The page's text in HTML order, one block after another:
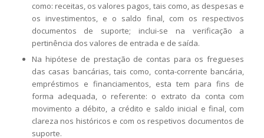
como: receitas, os valores pagos, tais como, as despesas e
os investimentos, e o saldo final, com os respectivos
documentos de suporte; inclui-se na verificação a
pertinência dos valores de entrada e de saída.
Na hipótese de prestação de contas para os fregueses
das casas bancárias, tais como, conta-corrente bancária,
empréstimos e financiamentos, esta tem para fins de
forma adequada, o referente: o extrato da conta com
movimento a débito, a crédito e saldo inicial e final, com
clareza nos históricos e com os respetivos documentos de
suporte.